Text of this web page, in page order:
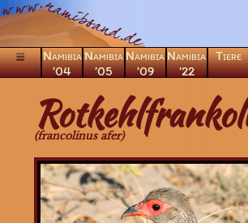
Namibia
’04
Namibia
’05
Namibia
’09
Namibia
’22
Tiere
Säugetiere
Vögel
Greifvögel
Eulen
(francolinus afer)